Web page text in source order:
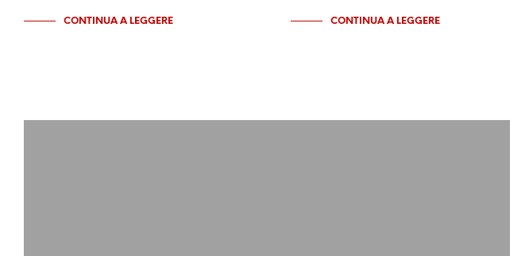
CONTINUA A LEGGERE CONTINUA A LEGGERE